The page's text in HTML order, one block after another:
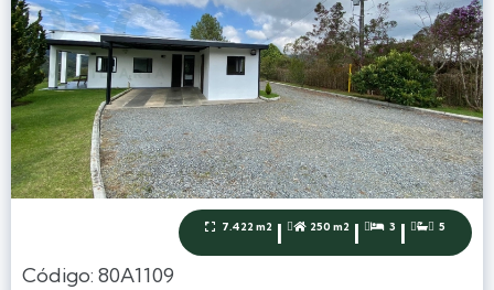
 7.422 m2 |  250 m2 |  3 |  5
Código: 80A1109